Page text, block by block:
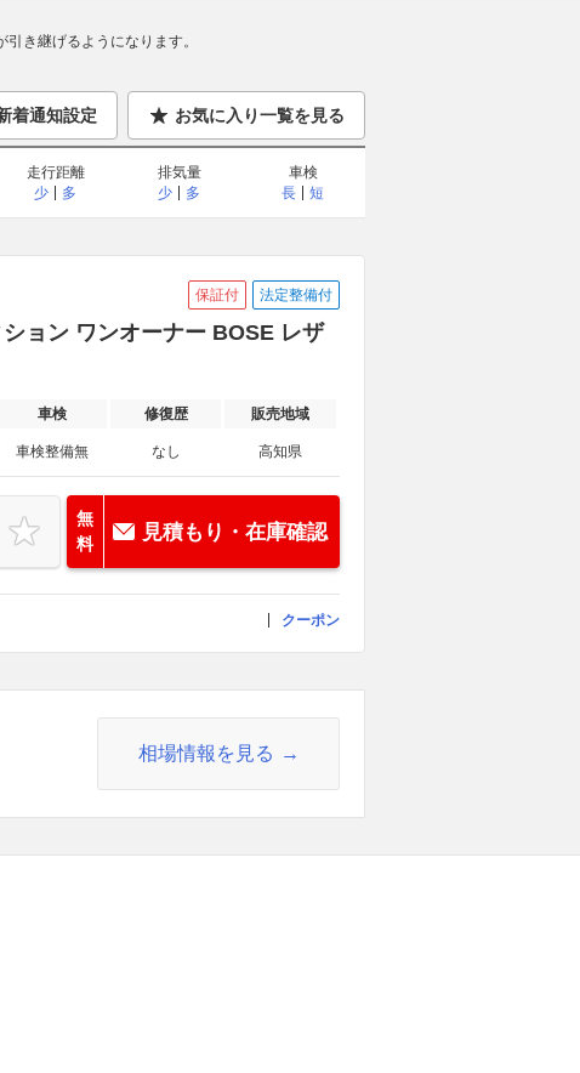
き継げるようになります。
着通知設定 お気に入り一覧を見る
走行距離
少
多
排気量
少
多
車検
長
短
保証付 法定整備付
ョン ワンオーナー BOSE レザ
車検 修復歴 販売地域
車検整備無 なし 高知県
無
料
見積もり・在庫確認
クーポン
相場情報を見る